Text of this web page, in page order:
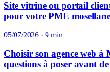
Site vitrine ou portail
pour votre PME
05/07/2026 · 9 min
Choisir son agence web à
questions à poser avant